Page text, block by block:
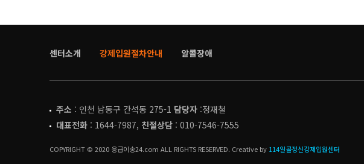
센터소개 강제입원절차안내 알콜장애
주소 : 인천 남동구 간석동 275-1 담당자 :정재철
대표전화 : 1644-7987, 친절상담 : 010-7546-7555
COPYRIGHT © 2020 응급이송24.com ALL RIGHTS RESERVED. Creative by 114알콜정신강제입원센터